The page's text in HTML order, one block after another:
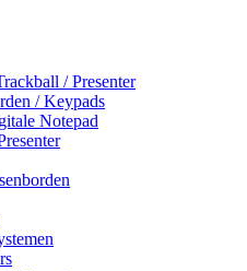
/ Presenter
/ Keypads
Notepad